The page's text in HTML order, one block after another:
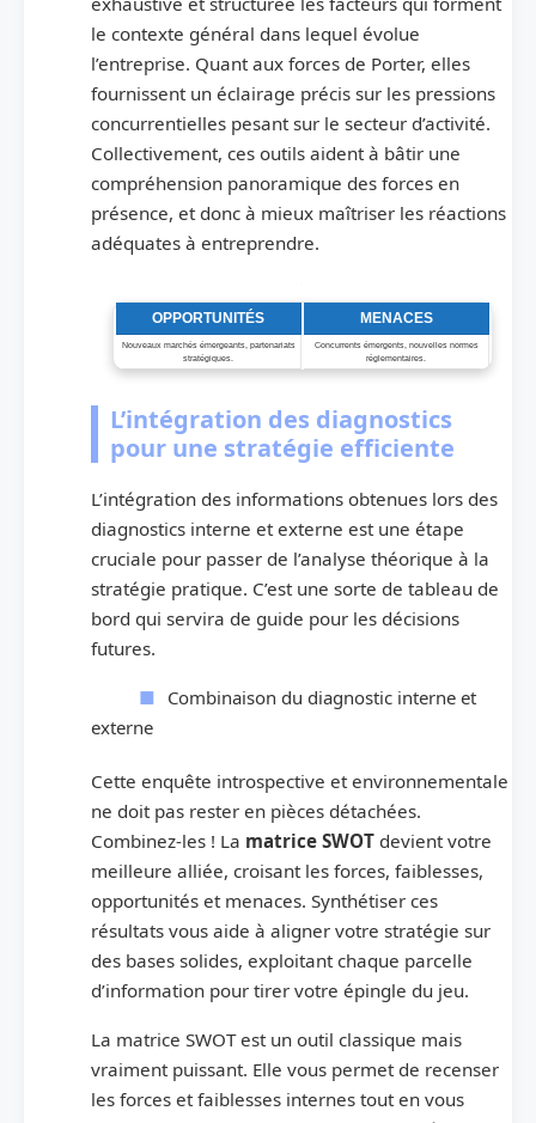
le contexte général dans lequel évolue
l’entreprise. Quant aux forces de Porter, elles
fournissent un éclairage précis sur les pressions
concurrentielles pesant sur le secteur d’activité.
Collectivement, ces outils aident à bâtir une
compréhension panoramique des forces en
présence, et donc à mieux maîtriser les réactions
adéquates à entreprendre.
OPPORTUNITÉS MENACES
Nouveaux marchés émergeants, partenariats
stratégiques.
Concurrents émergents, nouvelles normes
réglementaires.
L’intégration des diagnostics
pour une stratégie efficiente
L’intégration des informations obtenues lors des
diagnostics interne et externe est une étape
cruciale pour passer de l’analyse théorique à la
stratégie pratique. C’est une sorte de tableau de
bord qui servira de guide pour les décisions
futures.
Combinaison du diagnostic interne et
externe
Cette enquête introspective et environnementale
ne doit pas rester en pièces détachées.
Combinez-les ! La matrice SWOT devient votre
meilleure alliée, croisant les forces, faiblesses,
opportunités et menaces. Synthétiser ces
résultats vous aide à aligner votre stratégie sur
des bases solides, exploitant chaque parcelle
d’information pour tirer votre épingle du jeu.
La matrice SWOT est un outil classique mais
vraiment puissant. Elle vous permet de recenser
les forces et faiblesses internes tout en vous